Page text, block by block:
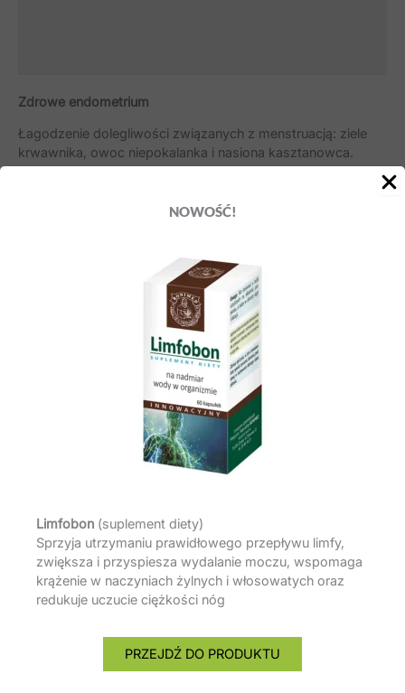
NOWOŚĆ!
Limfobon (suplement diety)
Sprzyja utrzymaniu prawidłowego przepływu limfy,
zwiększa i przyspiesza wydalanie moczu, wspomaga
krążenie w naczyniach żylnych i włosowatych oraz
redukuje uczucie ciężkości nóg
PRZEJDŹ DO PRODUKTU
Zdrowe endometrium
Łagodzenie dolegliwości związanych z menstruacją: ziele
krwawnika, owoc niepokalanka i nasiona kasztanowca.
miesięcznemu: ziele tasznika.
w przypadku mięśniaków): kora brzozy.
Łagodzenie napięcia mięśniowego
towarzyszącego menstruacji: ziele krwawnika
Wspomaganie wydalniczej funkcji układu
moczowego (co ma znaczenie w obrzękach): ziele
skrzypu, tasznika i krwawnika, kora brzozy.
Łagodzenie dolegliwości związanych
z klimakterium: owoc niepokalanka i nasiona
kasztanowca.
ziele jemioły, tasznika, krwawnika i skrzypu,
nasiona kasztanowca.